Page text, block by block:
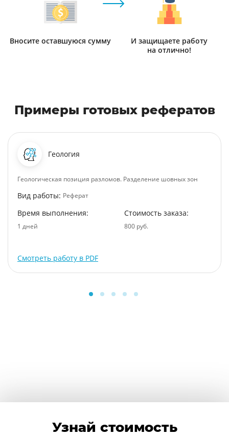
Вносите оставшуюся сумму
И защищаете работу
на отлично!
Примеры готовых рефератов
Геология
Геологическая позиция разломов. Разделение шовных зон
Вид работы: Реферат
Время выполнения:
1 дней
Стоимость заказа:
800 руб.
Смотреть работу в PDF
Узнай стоимость